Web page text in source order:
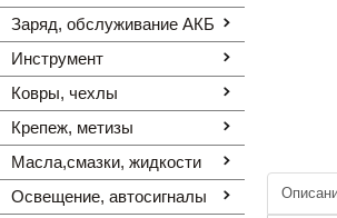
Заряд, обслуживание АКБ
Инструмент
Ковры, чехлы
Крепеж, метизы
Масла,смазки, жидкости
Освещение, автоcигналы